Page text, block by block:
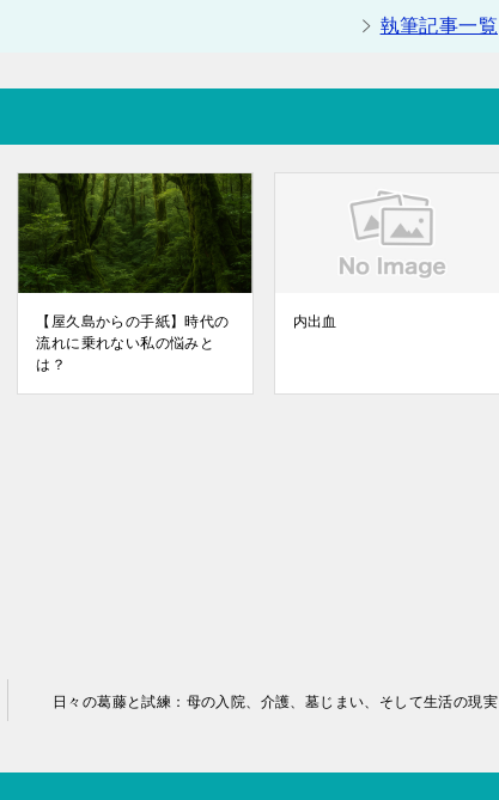
執筆記事一覧
【屋久島からの手紙】時代の
流れに乗れない私の悩みと
は？
内出血
日々の葛藤と試練：母の入院、介護、墓じまい、そして生活の現実